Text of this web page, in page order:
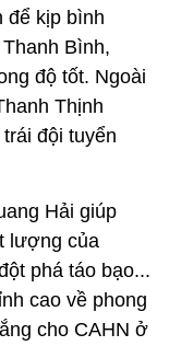
để kịp bình
Bình,
độ tốt. Ngoài
Thịnh
đội tuyển
Hải giúp
lượng của
phá táo bạo...
cao về phong
cho CAHN ở